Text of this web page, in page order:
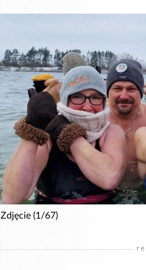
Zdjęcie (1/67)